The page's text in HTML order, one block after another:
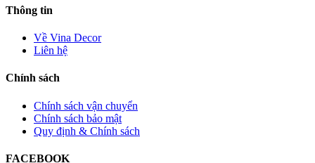
Thông tin
Về Vina Decor
Liên hệ
Chính sách
Chính sách vận chuyển
Chính sách bảo mật
Quy định & Chính sách
FACEBOOK